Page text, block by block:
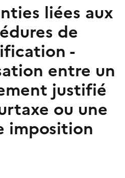
liées aux
de
-
entre un
justifié
ou une
imposition